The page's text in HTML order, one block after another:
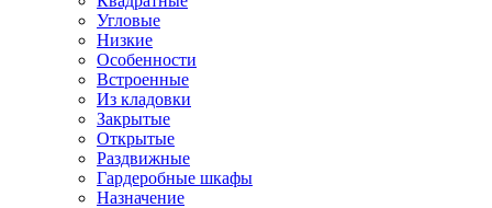
Угловые
Низкие
Особенности
Встроенные
Из кладовки
Закрытые
Открытые
Раздвижные
Гардеробные шкафы
Назначение